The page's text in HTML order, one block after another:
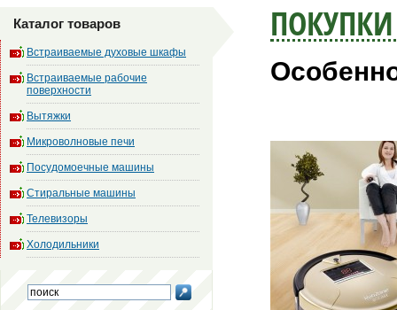
Каталог товаров
Встраиваемые духовые шкафы
Встраиваемые рабочие
поверхности
Вытяжки
Микроволновые печи
Посудомоечные машины
Стиральные машины
Телевизоры
Холодильники
ПОКУПКИ